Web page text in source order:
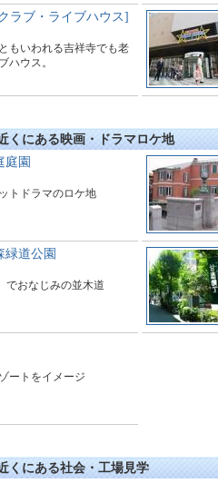
ラブ・ライブハウス]
もいわれる吉祥寺でも老
ハウス。
くにある映画・ドラマロケ地
庭園
トドラマのロケ地
緑道公園
でおなじみの並木道
ートをイメージ
くにある社会・工場見学